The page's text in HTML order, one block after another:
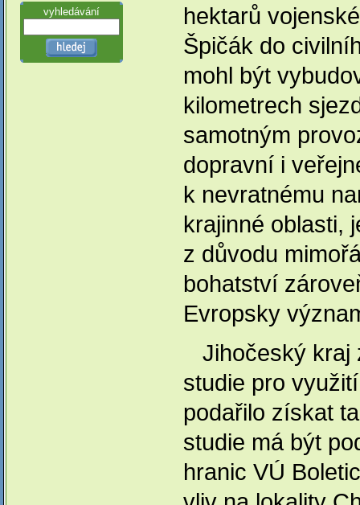
vyhledávání
hektarů
Špičák do
mohl být
kilometrech
samotným
dopravní i
k nevratnému
krajinné oblasti,
z důvodu
bohatství
Evropsky
Jihočeský kraj
studie pro
podařilo získat
studie má být
hranic VÚ